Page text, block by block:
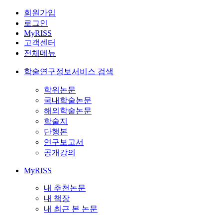
회원가입
로그인
MyRISS
고객센터
전체메뉴
학술연구정보서비스 검색
학위논문
국내학술논문
해외학술논문
학술지
단행본
연구보고서
공개강의
MyRISS
내 추천논문
내 책장
내 최근 본 논문